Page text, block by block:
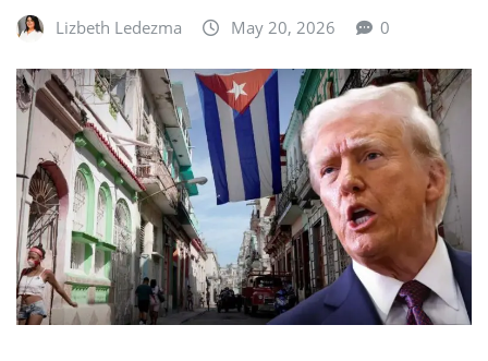
Lizbeth Ledezma May 20, 2026 0